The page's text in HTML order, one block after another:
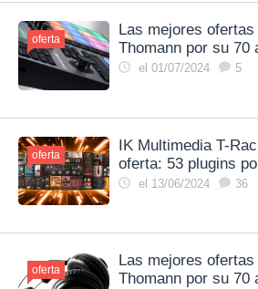
oferta
Las mejores
Thomann por su 70
el 01/07/2024 5
oferta
IK Multimedia T-
oferta: 53 plugins
el 13/06/2024 36
oferta
Las mejores
Thomann por su 70